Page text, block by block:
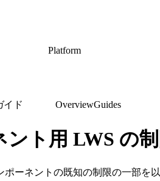
Platform
イド OverviewGuides
ト用 LWS の
ーネントの既知の制限の一部を